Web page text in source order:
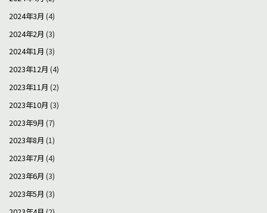
2024年3月 (4)
2024年2月 (3)
2024年1月 (3)
2023年12月 (4)
2023年11月 (2)
2023年10月 (3)
2023年9月 (7)
2023年8月 (1)
2023年7月 (4)
2023年6月 (3)
2023年5月 (3)